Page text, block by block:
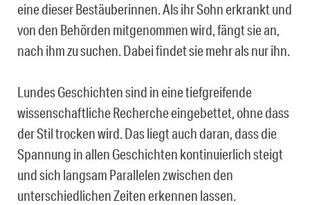
eine dieser Bestäuberinnen. Als ihr Sohn erkrankt und
von den Behörden mitgenommen wird, fängt sie an,
nach ihm zu suchen. Dabei findet sie mehr als nur ihn.
Lundes Geschichten sind in eine tiefgreifende
wissenschaftliche Recherche eingebettet, ohne dass
der Stil trocken wird. Das liegt auch daran, dass die
Spannung in allen Geschichten kontinuierlich steigt
und sich langsam Parallelen zwischen den
unterschiedlichen Zeiten erkennen lassen.